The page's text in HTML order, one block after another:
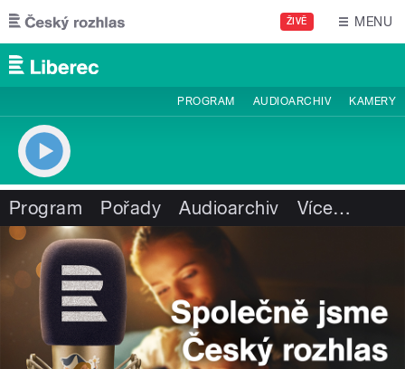
Přejít k hlavnímu obsahu
ŽIVĚ MENU
PROGRAM AUDIOARCHIV KAMERY
Program Pořady Audioarchiv Více…